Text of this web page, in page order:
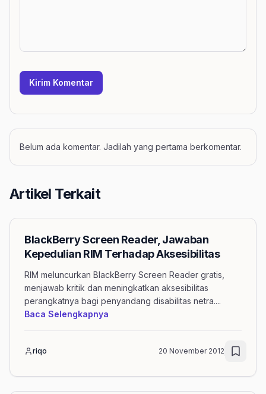
Kirim Komentar
Belum ada komentar. Jadilah yang pertama berkomentar.
Artikel Terkait
BlackBerry Screen Reader, Jawaban
Kepedulian RIM Terhadap Aksesibilitas
RIM meluncurkan BlackBerry Screen Reader gratis,
menjawab kritik dan meningkatkan aksesibilitas
perangkatnya bagi penyandang disabilitas netra....
Baca Selengkapnya
riqo 20 November 2012